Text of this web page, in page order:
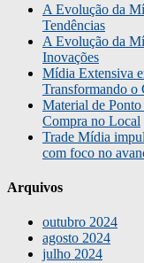
A Evolução da
Tendências
A Evolução da
Inovações
Mídia Extensiva
Transformando o
Material de
Compra no Local
Trade Mídia
com foco no
Arquivos
outubro 2024
agosto 2024
julho 2024